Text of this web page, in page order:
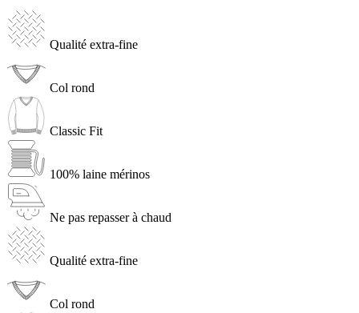
Qualité extra-fine
Col rond
Classic Fit
100% laine mérinos
Ne pas repasser à chaud
Qualité extra-fine
Col rond